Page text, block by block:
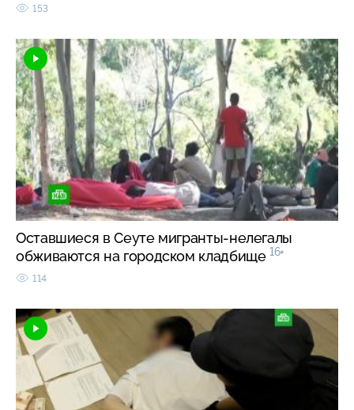
153
Оставшиеся в Сеуте мигранты-нелегалы
обживаются на городском кладбище 16+
114